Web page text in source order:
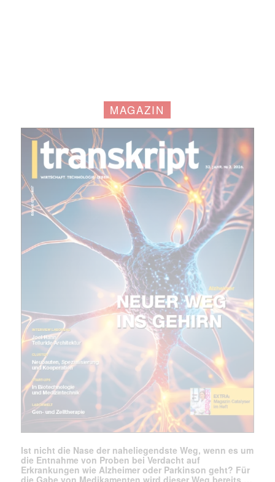
Mit dem |transkript-Newsletter
jede Woche aktuell informiert.
E-
MAGAZIN
Ist nicht die Nase der naheliegendste Weg, wenn es um
die Entnahme von Proben bei Verdacht auf
Erkrankungen wie Alzheimer oder Parkinson geht? Für